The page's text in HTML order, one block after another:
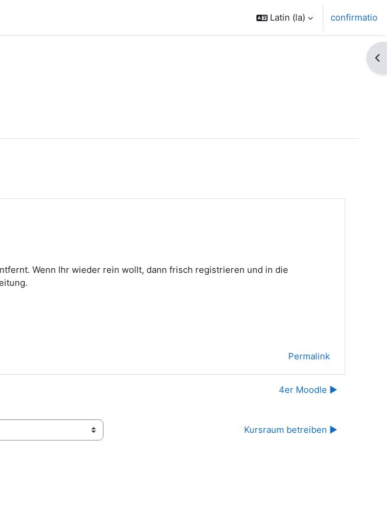
Latin ‎(la)‎ confirmatio
Wenn Ihr wieder rein wollt, dann frisch registrieren und in die
Permalink
4er Moodle ▶︎
Kursraum betreiben ▶︎